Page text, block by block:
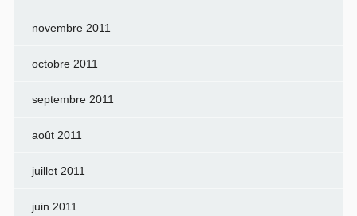
novembre 2011
octobre 2011
septembre 2011
août 2011
juillet 2011
juin 2011